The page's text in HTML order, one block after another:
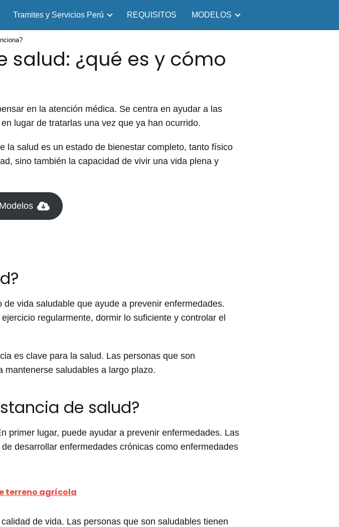
0%
Tramites y Servicios Perú REQUISITOS MODELOS
salud: ¿qué es y cómo
en la atención médica. Se centra en ayudar a las
lugar de tratarlas una vez que ya han ocurrido.
la salud es un estado de bienestar completo, tanto físico
sino también la capacidad de vivir una vida plena y
vida saludable que ayude a prevenir enfermedades.
regularmente, dormir lo suficiente y controlar el
es clave para la salud. Las personas que son
saludables a largo plazo.
de salud?
primer lugar, puede ayudar a prevenir enfermedades. Las
desarrollar enfermedades crónicas como enfermedades
terreno agrícola
de vida. Las personas que son saludables tienen